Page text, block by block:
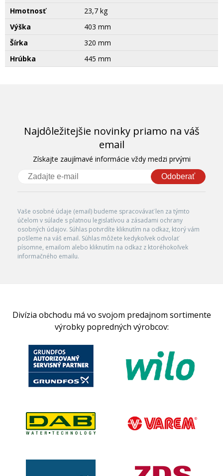
Hmotnosť
23,7 kg
Výška
403 mm
Šírka
320 mm
Hrúbka
445 mm
Najdôležitejšie novinky priamo na váš
email
Získajte zaujímavé informácie vždy medzi prvými
Odoberať
Vaše osobné údaje (email) budeme spracovávať len za týmto
účelom v súlade s platnou legislatívou a zásadami ochrany
osobných údajov. Súhlas potvrdíte kliknutím na odkaz, ktorý vám
pošleme na váš email. Súhlas môžete kedykoľvek odvolať
písomne, emailom alebo kliknutím na odkaz z ktoréhokoľvek
informačného emailu.
Divízia obchodu má vo svojom predajnom sortimente
výrobky popredných výrobcov: